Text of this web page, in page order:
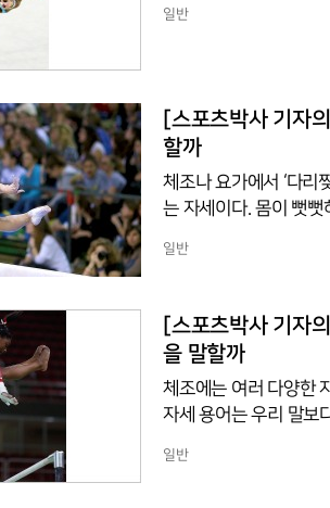
sque’라고 쓴다. 직역
의미가 같다. ‘아라베스
일반
[스포츠박사 기자
할까
체조나 요가에서 ‘다리
는 자세이다. 몸이 뻣
e)’이라고 말한다.
는 의미로 쓰였으며,
다는 의미로도 쓰였다.
일반
[스포츠박사 기자
을 말할까
체조에는 여러 다양한
자세 용어는 우리 말보
하다. 먼저 영어 ‘턱
일반